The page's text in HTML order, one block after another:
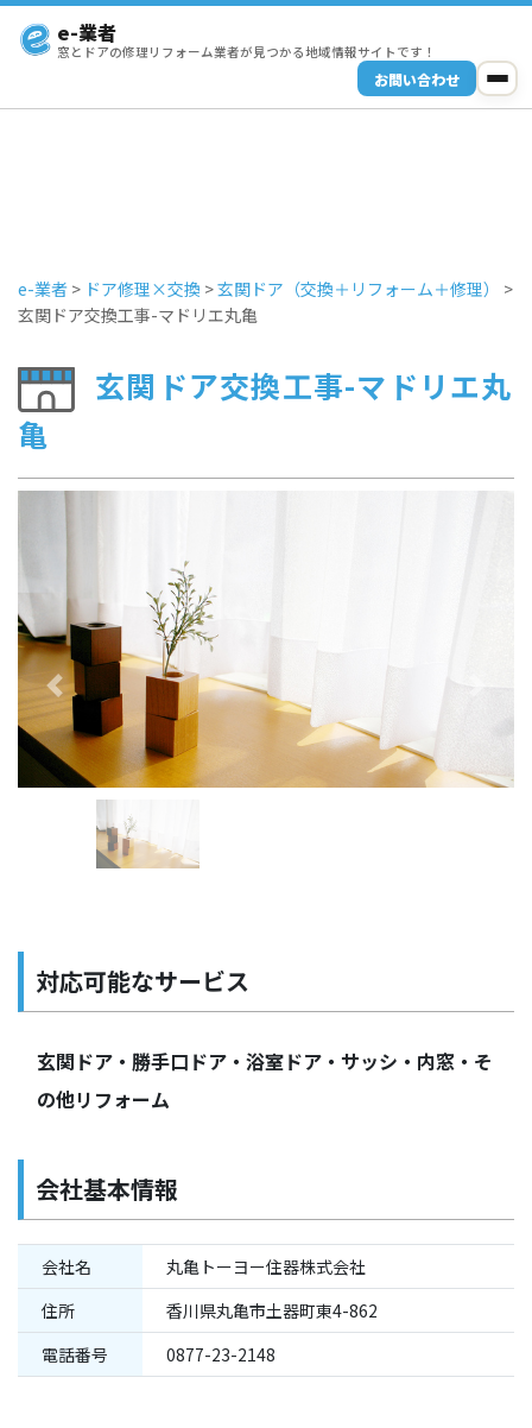
e-業者
窓とドアの修理リフォーム業者が見つかる地域情報サイトです！
お問い合わせ
e-業者 > ドア修理×交換 >玄関ドア（交換＋リフォーム＋修理）
>
玄関ドア交換工事-マドリエ丸亀
玄関ドア交換工事-マドリエ丸
亀
Previous
対応可能なサービス
玄関ドア・勝手口ドア・浴室ドア・サッシ・内窓・そ
の他リフォーム
会社基本情報
会社名
丸亀トーヨー住器株式会社
住所
香川県丸亀市土器町東4-862
電話番号
0877-23-2148